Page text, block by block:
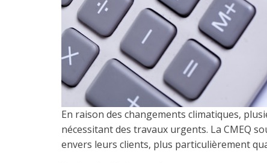
En raison des changements climatiques,
nécessitant des travaux urgents. La CMEQ
envers leurs clients, plus particulièrement